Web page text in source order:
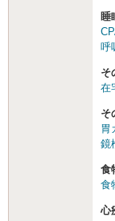
睡
呼
そ
在
そ
胃
鏡
食
食
心